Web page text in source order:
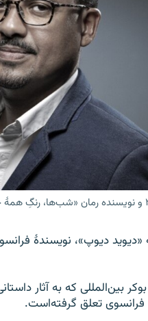
به «دیوید دیوپ»، نویسندهٔ
بین‌المللی که به آثار
فرانسوی تعلق گرفته‌است.